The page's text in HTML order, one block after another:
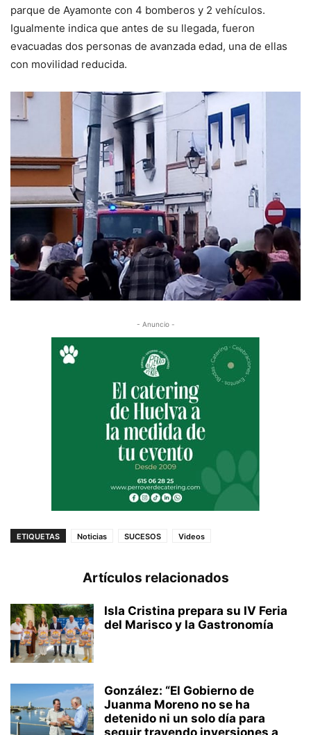
parque de Ayamonte con 4 bomberos y 2 vehículos.
Igualmente indica que antes de su llegada, fueron
evacuadas dos personas de avanzada edad, una de ellas
con movilidad reducida.
- Anuncio -
ETIQUETAS Noticias SUCESOS Videos
Artículos relacionados
Isla Cristina prepara su IV Feria
del Marisco y la Gastronomía
González: “El Gobierno de
Juanma Moreno no se ha
detenido ni un solo día para
seguir trayendo inversiones a